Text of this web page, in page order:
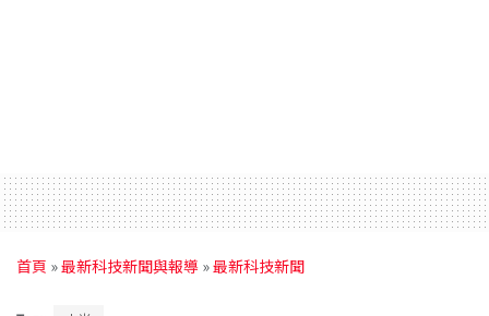
首頁 »最新科技新聞與報導 »最新科技新聞